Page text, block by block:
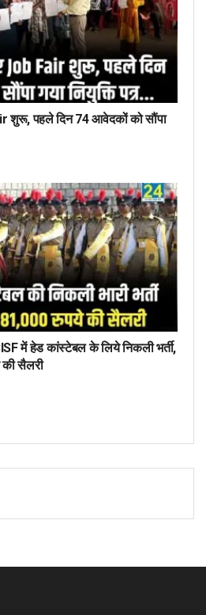
शुरू, पहले दिन 74 आवेदकों को सौंपा
में हेड कांस्टेबल के लिये निकली भर्ती,
सैलरी